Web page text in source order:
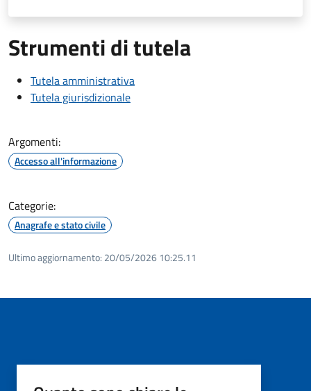
Strumenti di tutela
Tutela amministrativa
Tutela giurisdizionale
Argomenti:
Accesso all'informazione
Categorie:
Anagrafe e stato civile
Ultimo aggiornamento: 20/05/2026 10:25.11